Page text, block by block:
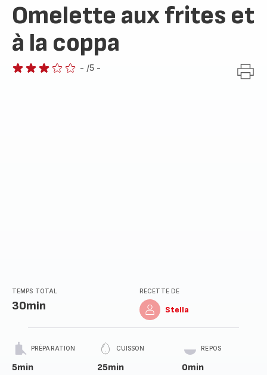
Omelette aux frites et
à la coppa
- /5 -
TEMPS TOTAL
30min
RECETTE DE
Stella
PRÉPARATION
5min
CUISSON
25min
REPOS
0min